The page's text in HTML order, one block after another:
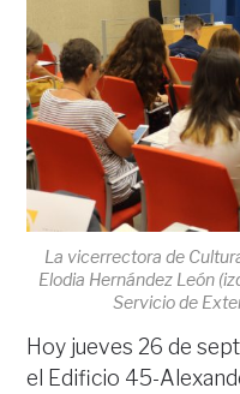
La vicerrectora de
Elodia Hernández León
Servicio de
Hoy jueves 26 de
el Edificio 45-